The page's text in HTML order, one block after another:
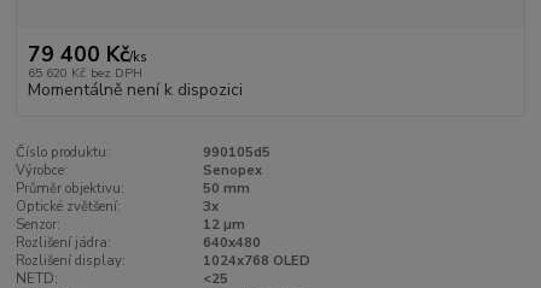
79 400 Kč/ks
65 620 Kč bez DPH
Momentálně není k dispozici
Číslo produktu:
990105d5
Výrobce:
Senopex
Průměr objektivu:
50 mm
Optické zvětšení:
3x
Senzor:
12 µm
Rozlišení jádra:
640x480
Rozlišení display:
1024x768 OLED
NETD:
<25